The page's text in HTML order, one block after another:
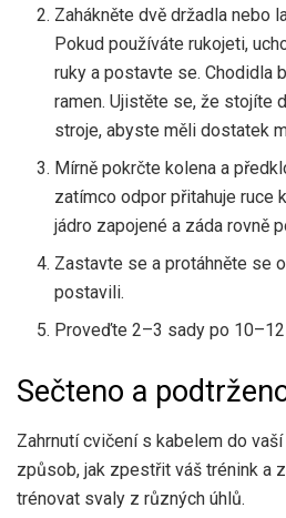
Zahákněte dvě držadla nebo
Pokud používáte rukojeti,
ruky a postavte se. Chodidla
ramen. Ujistěte se, že stojíte
stroje, abyste měli dostatek
Mírně pokrčte kolena a
zatímco odpor přitahuje ruce
jádro zapojené a záda rovně
Zastavte se a protáhněte se
postavili.
Proveďte 2–3 sady po
Sečteno a
Zahrnutí cvičení s kabelem do
způsob, jak zpestřit váš trénink a
trénovat svaly z různých úhlů.